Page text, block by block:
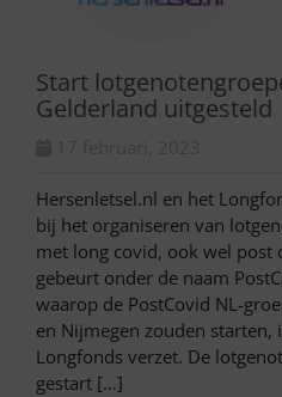
Start
Gelderland uitgesteld
Hersenletsel.nl en het
bij het organiseren van
met long covid, ook wel post
gebeurt onder de naam
waarop de PostCovid NL-
en Nijmegen zouden starten,
Longfonds verzet. De
gestart […]